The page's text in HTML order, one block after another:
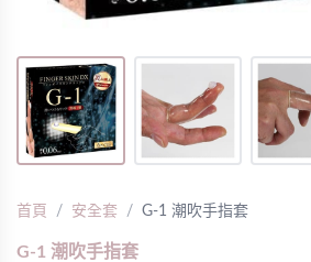
首頁 安全套 G-1 潮吹手指套
G-1 潮吹手指套